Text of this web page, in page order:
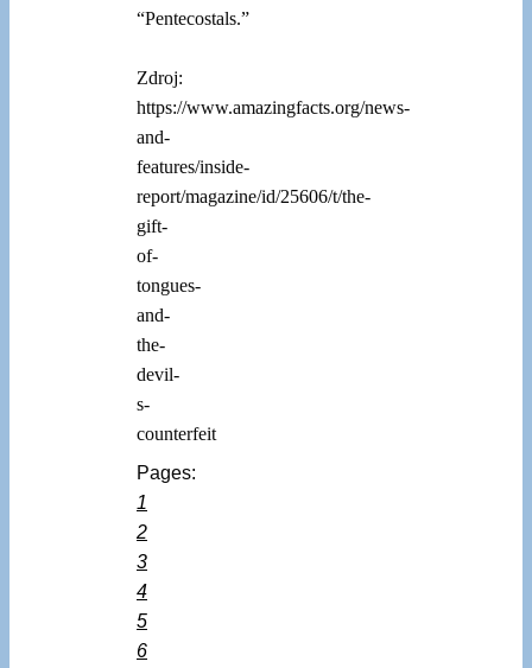
“Pentecostals.”
Zdroj:
https://www.amazingfacts.org/news-
and-
features/inside-
report/magazine/id/25606/t/the-
gift-
of-
tongues-
and-
the-
devil-
s-
counterfeit
Pages:
1
2
3
4
5
6